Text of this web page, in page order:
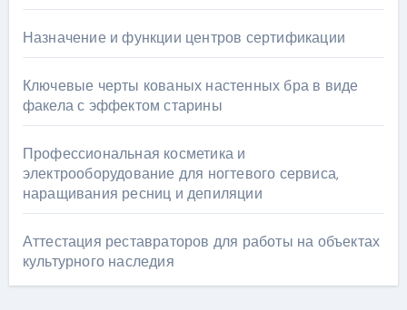
Назначение и функции центров сертификации
Ключевые черты кованых настенных бра в виде
факела с эффектом старины
Профессиональная косметика и
электрооборудование для ногтевого сервиса,
наращивания ресниц и депиляции
Аттестация реставраторов для работы на объектах
культурного наследия